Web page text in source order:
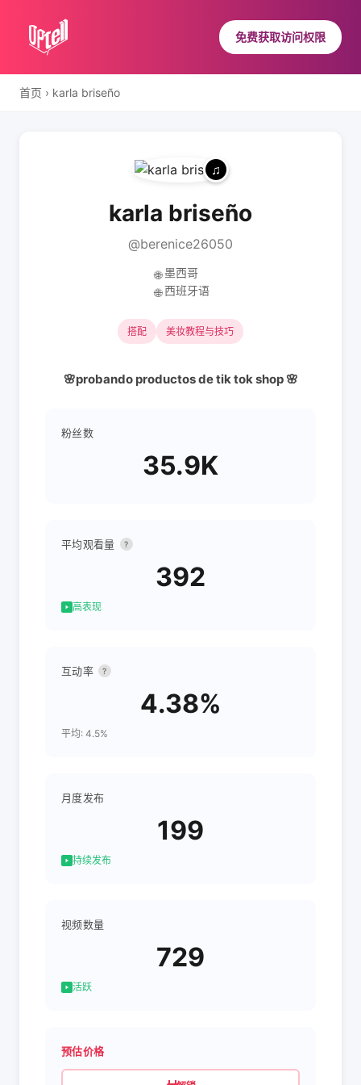
免费获取访问权限
首页 › karla briseño
karla briseño
@berenice26050
🌐 墨西哥
🌐 西班牙语
搭配 美妆教程与技巧
🌸probando productos de tik tok shop 🌸
粉丝数
35.9K
平均观看量 ?
392
高表现
互动率 ?
4.38%
平均: 4.5%
月度发布
199
持续发布
视频数量
729
活跃
预估价格